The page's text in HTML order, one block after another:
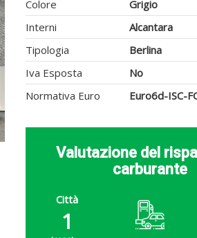
Colore
Grigio
Interni
Alcantara
Tipologia
Berlina
Iva Esposta
No
Normativa Euro
Euro6d-ISC-
Valutazione del
carburante
Città
1